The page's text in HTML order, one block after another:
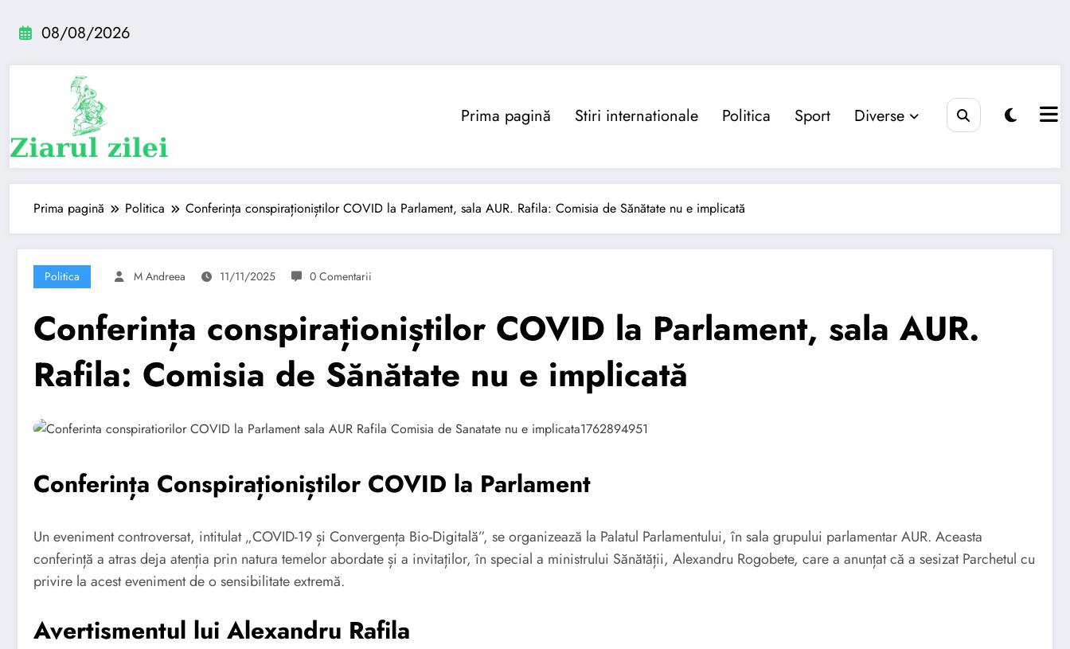
08/08/2026
Prima pagină Stiri internationale Politica Sport Diverse
Prima pagină Politica Conferința conspiraționiștilor COVID la Parlament, sala AUR. Rafila: Comisia de Sănătate nu e implicată
Politica M Andreea 11/11/2025 0 Comentarii
Conferința conspiraționiștilor COVID la Parlament, sala AUR.
Rafila: Comisia de Sănătate nu e implicată
Conferința Conspiraționiștilor COVID la Parlament
Un eveniment controversat, intitulat „COVID-19 și Convergența Bio-Digitală”, se organizează la Palatul Parlamentului, în sala grupului parlamentar AUR. Aceasta
conferință a atras deja atenția prin natura temelor abordate și a invitaților, în special a ministrului Sănătății, Alexandru Rogobete, care a anunțat că a sesizat Parchetul cu
privire la acest eveniment de o sensibilitate extremă.
Avertismentul lui Alexandru Rafila